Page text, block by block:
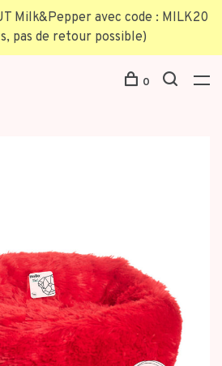
Milk&Pepper avec code : MILK20
pas de retour possible)
0